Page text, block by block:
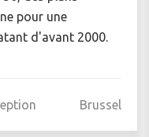
pour une
d'avant 2000.
Brussel